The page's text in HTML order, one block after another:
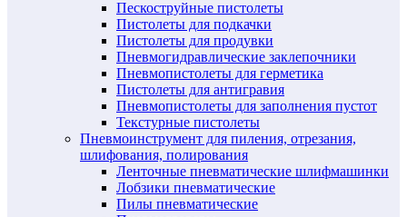
Пескоструйные пистолеты
Пистолеты для подкачки
Пистолеты для продувки
Пневмогидравлические заклепочники
Пневмопистолеты для герметика
Пистолеты для антигравия
Пневмопистолеты для заполнения пустот
Текстурные пистолеты
Пневмоинструмент для пиления, отрезания,
шлифования, полирования
Ленточные пневматические шлифмашинки
Лобзики пневматические
Пилы пневматические